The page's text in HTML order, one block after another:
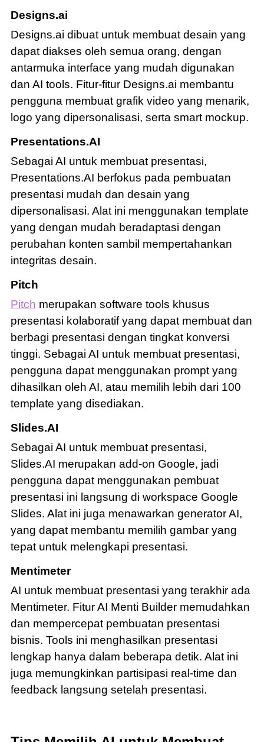
Designs.ai
Designs.ai dibuat untuk membuat desain yang
dapat diakses oleh semua orang, dengan
antarmuka interface yang mudah digunakan
dan AI tools. Fitur-fitur Designs.ai membantu
pengguna membuat grafik video yang menarik,
logo yang dipersonalisasi, serta smart mockup.
Presentations.AI
Sebagai AI untuk membuat presentasi,
Presentations.AI berfokus pada pembuatan
presentasi mudah dan desain yang
dipersonalisasi. Alat ini menggunakan template
yang dengan mudah beradaptasi dengan
perubahan konten sambil mempertahankan
integritas desain.
Pitch
Pitch merupakan software tools khusus
presentasi kolaboratif yang dapat membuat dan
berbagi presentasi dengan tingkat konversi
tinggi. Sebagai AI untuk membuat presentasi,
pengguna dapat menggunakan prompt yang
dihasilkan oleh AI, atau memilih lebih dari 100
template yang disediakan.
Slides.AI
Sebagai AI untuk membuat presentasi,
Slides.AI merupakan add-on Google, jadi
pengguna dapat menggunakan pembuat
presentasi ini langsung di workspace Google
Slides. Alat ini juga menawarkan generator AI,
yang dapat membantu memilih gambar yang
tepat untuk melengkapi presentasi.
Mentimeter
AI untuk membuat presentasi yang terakhir ada
Mentimeter. Fitur AI Menti Builder memudahkan
dan mempercepat pembuatan presentasi
bisnis. Tools ini menghasilkan presentasi
lengkap hanya dalam beberapa detik. Alat ini
juga memungkinkan partisipasi real-time dan
feedback langsung setelah presentasi.